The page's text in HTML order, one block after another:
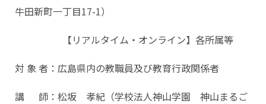
牛田新町一丁目17-1）
【リアルタイム・オンライン】各所属等
対 象 者：広島県内の教職員及び教育行政関係者
講 師：松坂 孝紀（学校法人神山学園 神山まるご